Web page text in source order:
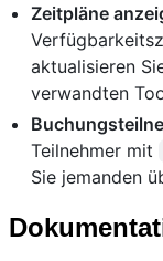
Zeitpläne
aktualisieren
verwandten
Teilnehmer mit
Sie jemanden